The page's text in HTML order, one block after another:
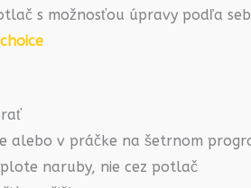
s možnosťou úpravy podľa
alebo v práčke na šetrnom
naruby, nie cez potlač